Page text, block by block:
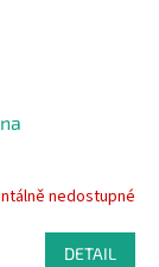
nedostupné
DETAIL